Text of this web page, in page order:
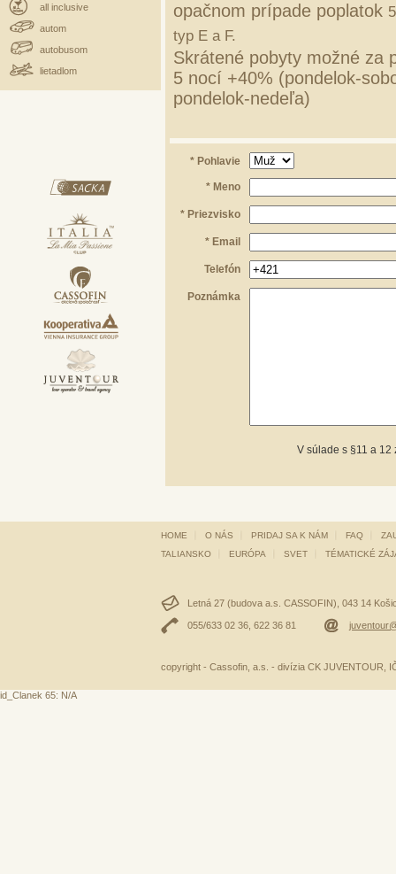
all inclusive
autom
autobusom
lietadlom
opačnom prípade poplatok
typ E a F.
Skrátené pobyty možné za
5 nocí +40% (pondelok-
pondelok-nedeľa)
* Pohlavie
* Meno
* Priezvisko
* Email
Telefón
Poznámka
V súlade s §11 a 12
HOME O NÁS PRIDAJ SA K NÁM FAQ
TALIANSKO
EURÓPA SVET TÉMATICKÉ
Letná 27 (budova a.s. CASSOFIN), 043 14
055/633 02 36, 622 36 81
copyright - Cassofin, a.s. - divízia CK JUVENTOUR,
id_Clanek 65: N/A